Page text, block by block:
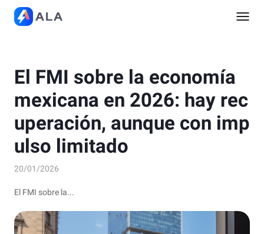
El FMI sobre la economía
mexicana en 2026: hay rec
uperación, aunque con imp
ulso limitado
20/01/2026
El FMI sobre la...